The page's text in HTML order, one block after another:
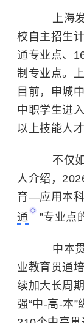
上海发
校自主招生
通专业点、
制专业点。
目前，申城
中职学生进
以上技能人
不仅如
人介绍，
育—应用本
通
”专业点
中本贯
业教育贯通
续加大长周
强“中-高-本